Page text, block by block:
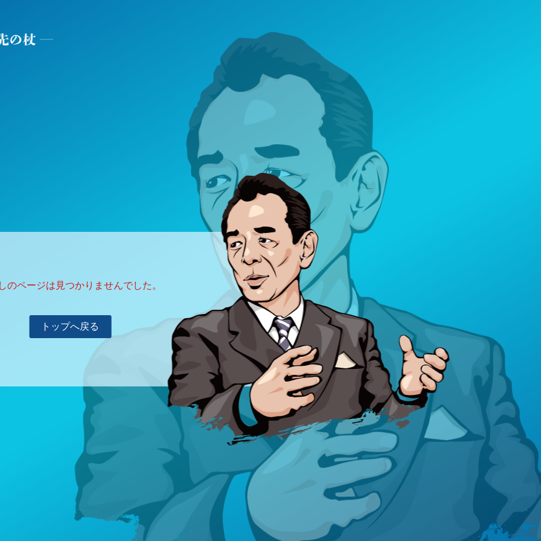
のページは見つかりませんでした。
トップへ戻る